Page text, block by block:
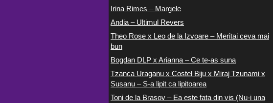
Irina Rimes – Margele
Andia – Ultimul Revers
Theo Rose x Leo de la Izvoare – Meritai ceva mai
bun
Bogdan DLP x Arianna – Ce te-as suna
Tzanca Uraganu x Costel Biju x Miraj Tzunami x
Susanu – S-a lipit ca lipitoarea
Toni de la Brasov – Ea este fata din vis (Nu-i una